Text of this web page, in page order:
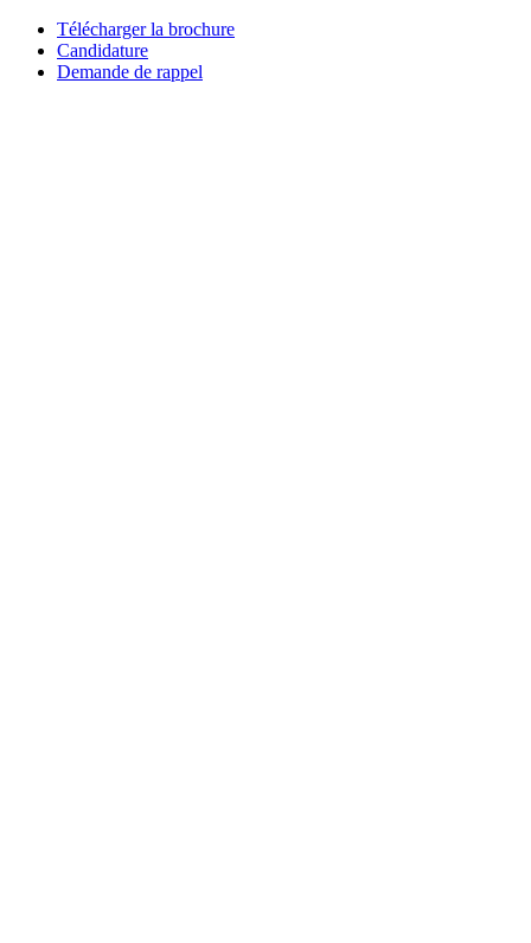
Télécharger la brochure
Candidature
Demande de rappel